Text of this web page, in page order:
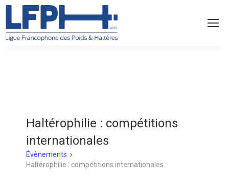
Haltérophilie : compétitions
internationales
Évènements
Haltérophilie : compétitions internationales